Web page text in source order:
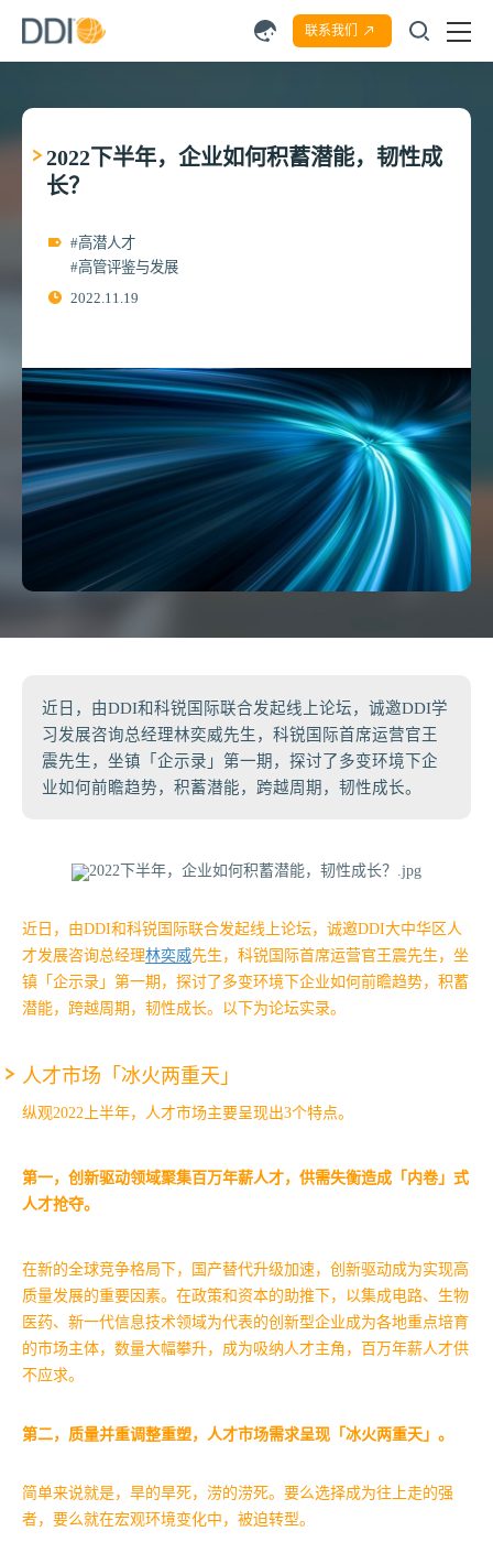
联系我们
2022下半年，企业如何积蓄潜能，韧性成
长？
#高潜人才
#高管评鉴与发展
2022.11.19
近日，由DDI和科锐国际联合发起线上论坛，诚邀DDI学
习发展咨询总经理林奕威先生，科锐国际首席运营官王
震先生，坐镇「企示录」第一期，探讨了多变环境下企
业如何前瞻趋势，积蓄潜能，跨越周期，韧性成长。
近日，由DDI和科锐国际联合发起线上论坛，诚邀DDI大中华区人
才发展咨询总经理林奕威先生，科锐国际首席运营官王震先生，坐
镇「企示录」第一期，探讨了多变环境下企业如何前瞻趋势，积蓄
潜能，跨越周期，韧性成长。以下为论坛实录。
人才市场「冰火两重天」
纵观2022上半年，人才市场主要呈现出3个特点。
第一，创新驱动领域聚集百万年薪人才，供需失衡造成「内卷」式
人才抢夺。
在新的全球竞争格局下，国产替代升级加速，创新驱动成为实现高
质量发展的重要因素。在政策和资本的助推下，以集成电路、生物
医药、新一代信息技术领域为代表的创新型企业成为各地重点培育
的市场主体，数量大幅攀升，成为吸纳人才主角，百万年薪人才供
不应求。
第二，质量并重调整重塑，人才市场需求呈现「冰火两重天」。
简单来说就是，旱的旱死，涝的涝死。要么选择成为往上走的强
者，要么就在宏观环境变化中，被迫转型。